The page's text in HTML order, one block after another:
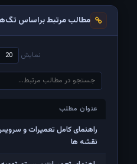
مطالب مرتبط براساس
نمایش
عنوان مطلب
عنوان مطلب
راهنمای کامل تعمیرات و
نقشه ها